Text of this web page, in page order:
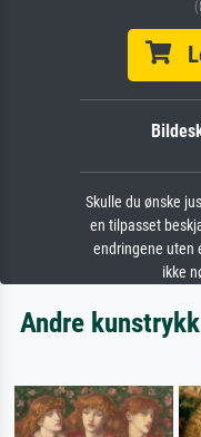
Skulle du ønske
en tilpasset
endringene uten
ikke
Andre